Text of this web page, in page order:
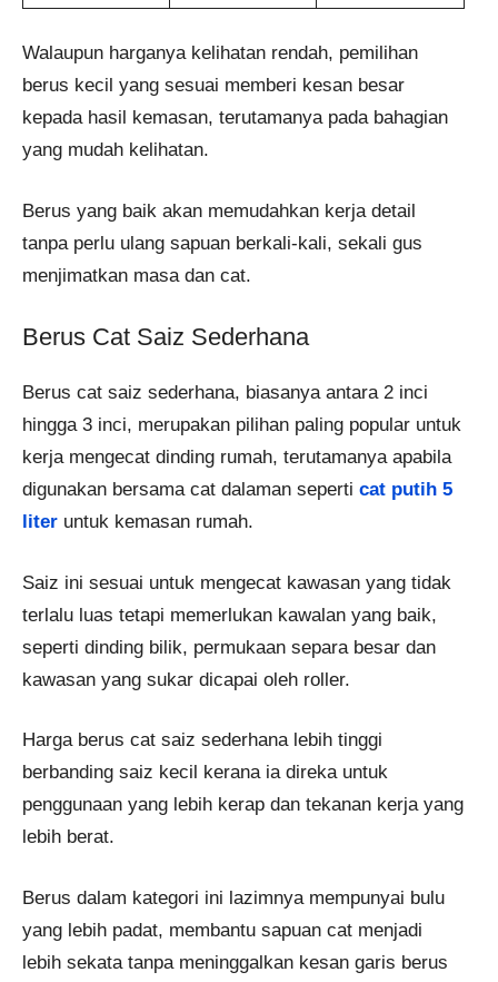
Walaupun harganya kelihatan rendah, pemilihan
berus kecil yang sesuai memberi kesan besar
kepada hasil kemasan, terutamanya pada bahagian
yang mudah kelihatan.
Berus yang baik akan memudahkan kerja detail
tanpa perlu ulang sapuan berkali-kali, sekali gus
menjimatkan masa dan cat.
Berus Cat Saiz Sederhana
Berus cat saiz sederhana, biasanya antara 2 inci
hingga 3 inci, merupakan pilihan paling popular untuk
kerja mengecat dinding rumah, terutamanya apabila
digunakan bersama cat dalaman seperti cat putih 5
liter untuk kemasan rumah.
Saiz ini sesuai untuk mengecat kawasan yang tidak
terlalu luas tetapi memerlukan kawalan yang baik,
seperti dinding bilik, permukaan separa besar dan
kawasan yang sukar dicapai oleh roller.
Harga berus cat saiz sederhana lebih tinggi
berbanding saiz kecil kerana ia direka untuk
penggunaan yang lebih kerap dan tekanan kerja yang
lebih berat.
Berus dalam kategori ini lazimnya mempunyai bulu
yang lebih padat, membantu sapuan cat menjadi
lebih sekata tanpa meninggalkan kesan garis berus